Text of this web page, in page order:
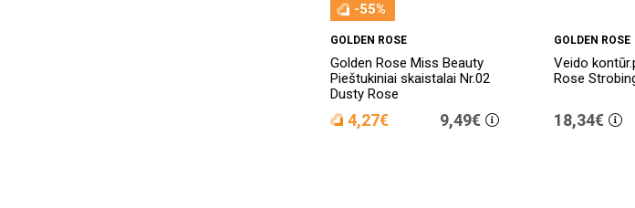
-55%
GOLDEN ROSE
Golden Rose Miss Beauty
Pieštukiniai skaistalai Nr.02
Dusty Rose
4,27€ 9,49€
GOLDEN ROSE
Veido
Rose
18,34€